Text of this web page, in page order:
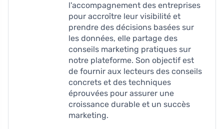
l'accompagnement des entreprises
pour accroître leur visibilité et
prendre des décisions basées sur
les données, elle partage des
conseils marketing pratiques sur
notre plateforme. Son objectif est
de fournir aux lecteurs des conseils
concrets et des techniques
éprouvées pour assurer une
croissance durable et un succès
marketing.